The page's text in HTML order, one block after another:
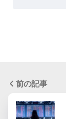
前の記事